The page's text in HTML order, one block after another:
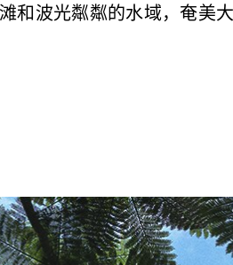
和波光粼粼的水域，奄美